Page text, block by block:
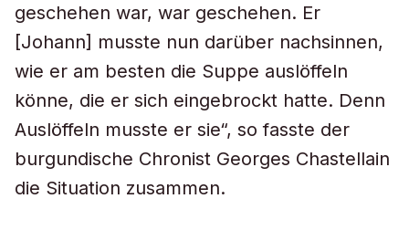
geschehen war, war geschehen. Er
[Johann] musste nun darüber nachsinnen,
wie er am besten die Suppe auslöffeln
könne, die er sich eingebrockt hatte. Denn
Auslöffeln musste er sie“, so fasste der
burgundische Chronist Georges Chastellain
die Situation zusammen.